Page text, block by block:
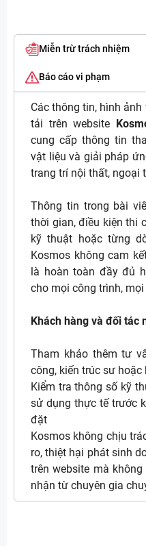
Miễn trừ trách nhiệm
Báo cáo vi phạm
Các thông tin, hình
tải trên website
cung cấp thông tin
vật liệu và giải pháp
trang trí nội thất, ngoại
Thông tin trong bài
thời gian, điều kiện thi
kỹ thuật hoặc từng
Kosmos không cam
là hoàn toàn đầy đủ
cho mọi công trình,
Khách hàng và đối tác
Tham khảo thêm tư
công, kiến trúc sư hoặc
Kiểm tra thông số kỹ
sử dụng thực tế trước
đặt
Kosmos không chịu
ro, thiệt hại phát sinh
trên website mà
nhận từ chuyên gia